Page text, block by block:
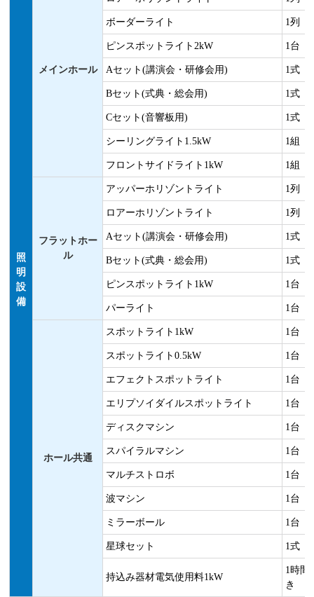
照
明
設
備
メインホール
ボーダーライト 1列
ピンスポットライト2kW 1台
Aセット(講演会・研修会用) 1式
Bセット(式典・総会用) 1式
Cセット(音響板用) 1式
シーリングライト1.5kW 1組
フロントサイドライト1kW 1組
フラットホー
ル
アッパーホリゾントライト 1列
ロアーホリゾントライト 1列
Aセット(講演会・研修会用) 1式
Bセット(式典・総会用) 1式
ピンスポットライト1kW 1台
パーライト 1台
ホール共通
スポットライト1kW 1台
スポットライト0.5kW 1台
エフェクトスポットライト 1台
エリプソイダイルスポットライト 1台
ディスクマシン 1台
スパイラルマシン 1台
マルチストロボ 1台
波マシン 1台
ミラーボール 1台
星球セット 1式
持込み器材電気使用料1kW
1時間
き